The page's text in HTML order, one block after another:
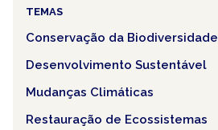
TEMAS
Conservação da Biodiversidade
Desenvolvimento Sustentável
Mudanças Climáticas
Restauração de Ecossistemas